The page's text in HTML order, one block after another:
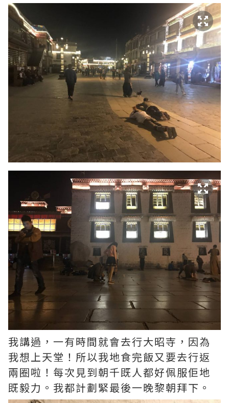
我講過，一有時間就會去行大昭寺，因為
我想上天堂！所以我地食完飯又要去行返
兩圈啦！每次見到朝千既人都好佩服佢地
既毅力。我都計劃緊最後一晚黎朝拜下。